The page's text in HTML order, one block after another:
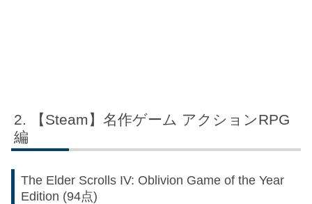
【Steam】名作ゲーム アクションRPG
編
The Elder Scrolls IV: Oblivion Game of the Year
Edition (94点)